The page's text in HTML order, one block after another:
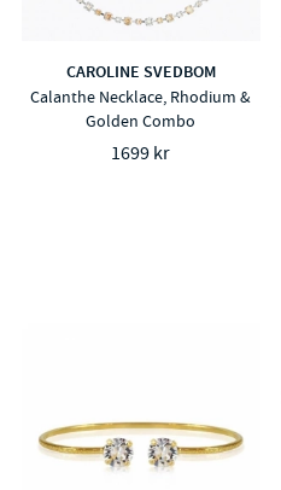
CAROLINE SVEDBOM
Calanthe Necklace, Rhodium &
Golden Combo
1699 kr